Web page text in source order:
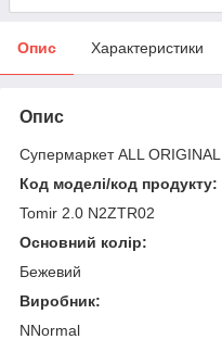
Опис Характеристики
Опис
Супермаркет ALL
Код моделі/код продукту:
Tomir 2.0 N2ZTR02
Основний колір:
Бежевий
Виробник:
NNormal